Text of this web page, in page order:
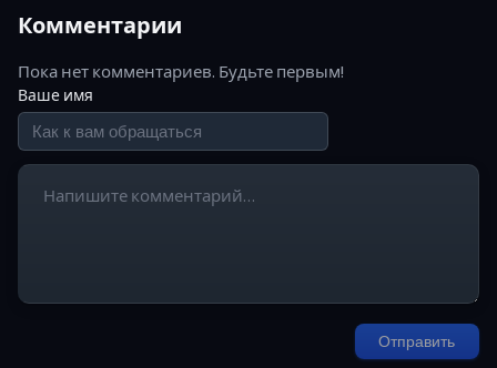
Комментарии
Пока нет комментариев. Будьте первым!
Ваше имя
Отправить